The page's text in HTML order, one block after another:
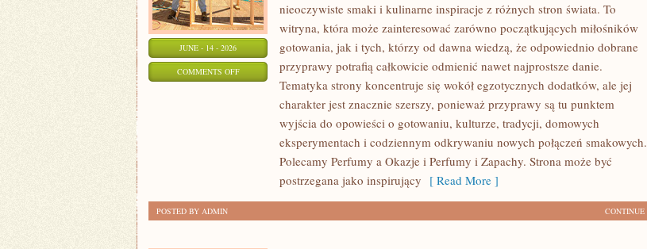
JUNE - 14 - 2026
COMMENTS OFFON
nieoczywiste smaki i kulinarne inspiracje z różnych stron świata. To
witryna, która może zainteresować zarówno początkujących miłośników
gotowania, jak i tych, którzy od dawna wiedzą, że odpowiednio dobrane
przyprawy potrafią całkowicie odmienić nawet najprostsze danie.
Tematyka strony koncentruje się wokół egzotycznych dodatków, ale jej
charakter jest znacznie szerszy, ponieważ przyprawy są tu punktem
wyjścia do opowieści o gotowaniu, kulturze, tradycji, domowych
eksperymentach i codziennym odkrywaniu nowych połączeń smakowych.
Polecamy Perfumy a Okazje i Perfumy i Zapachy. Strona może być
postrzegana jako inspirujący [ Read More ]
CONTINUE
POSTED BY ADMIN